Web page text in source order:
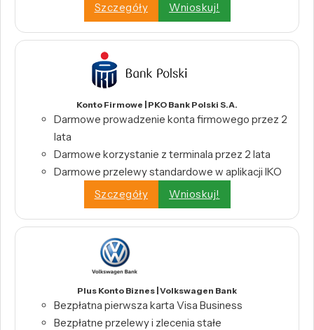
Szczegóły
Wnioskuj!
Konto Firmowe | PKO Bank Polski S.A.
Darmowe prowadzenie konta firmowego przez 2
lata
Darmowe korzystanie z terminala przez 2 lata
Darmowe przelewy standardowe w aplikacji IKO
Szczegóły
Wnioskuj!
Plus Konto Biznes | Volkswagen Bank
Bezpłatna pierwsza karta Visa Business
Bezpłatne przelewy i zlecenia stałe